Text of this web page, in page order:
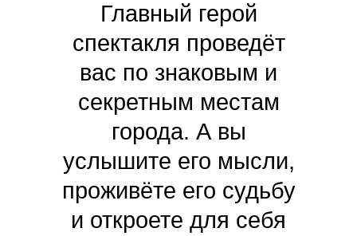
Главный герой
спектакля проведёт
вас по знаковым и
секретным местам
города. А вы
услышите его мысли,
проживёте его судьбу
и откроете для себя